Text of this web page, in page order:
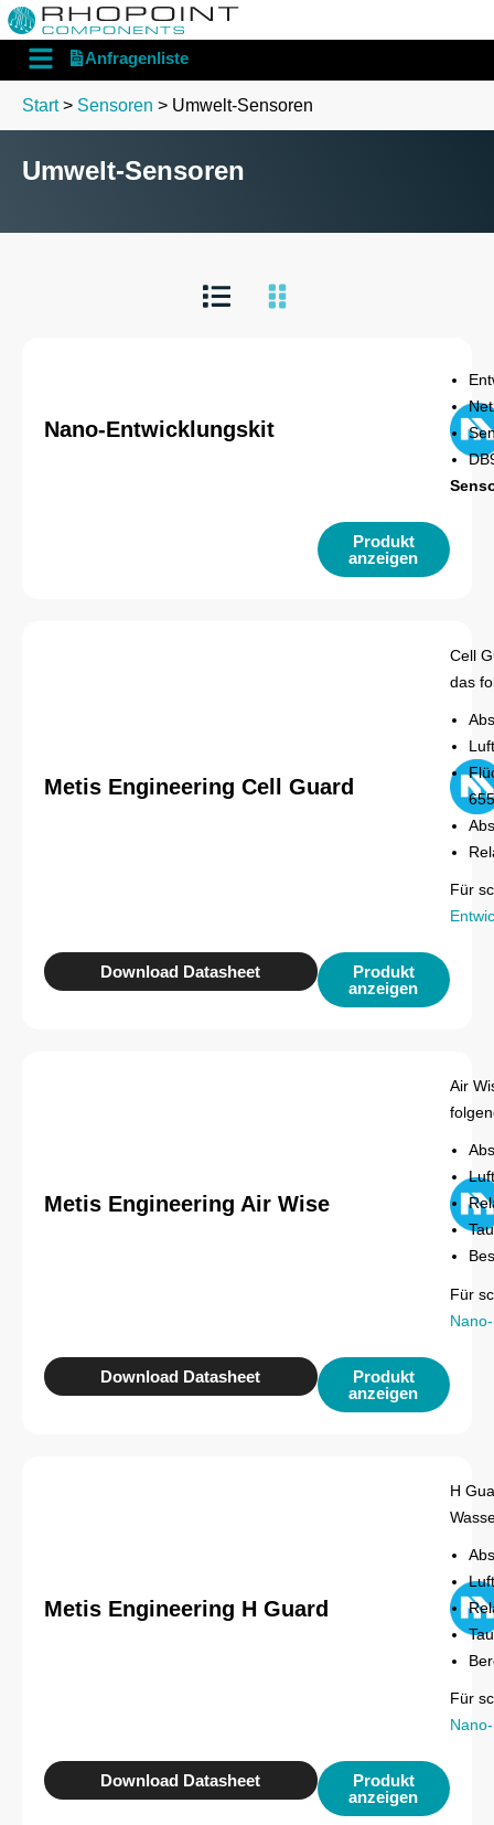
English Deutsch
Anfragenliste
Start> Sensoren > Umwelt-Sensoren
Umwelt-Sensoren
Nano-Entwicklungskit
Produkt
anzeigen
Metis Engineering Cell Guard
Cell
das
Für
Produkt
anzeigen
Download Datasheet
Metis Engineering Air Wise
Air
Für
Produkt
anzeigen
Download Datasheet
Metis Engineering H Guard
H
Für
Produkt
anzeigen
Download Datasheet